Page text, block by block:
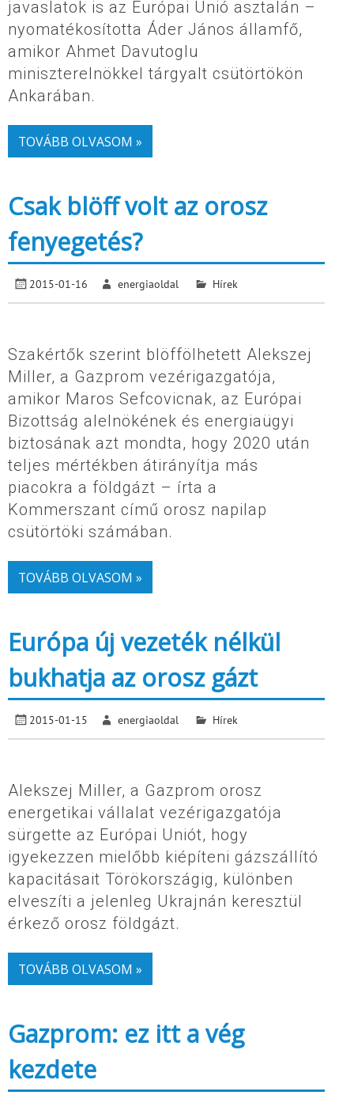
javaslatok is az Európai Unió asztalán –
nyomatékosította Áder János államfő,
amikor Ahmet Davutoglu
miniszterelnökkel tárgyalt csütörtökön
Ankarában.
TOVÁBB OLVASOM »
Csak blöff volt az orosz
fenyegetés?
2015-01-16 energiaoldal Hírek
Szakértők szerint blöffölhetett Alekszej
Miller, a Gazprom vezérigazgatója,
amikor Maros Sefcovicnak, az Európai
Bizottság alelnökének és energiaügyi
biztosának azt mondta, hogy 2020 után
teljes mértékben átirányítja más
piacokra a földgázt – írta a
Kommerszant című orosz napilap
csütörtöki számában.
TOVÁBB OLVASOM »
Európa új vezeték nélkül
bukhatja az orosz gázt
2015-01-15 energiaoldal Hírek
Alekszej Miller, a Gazprom orosz
energetikai vállalat vezérigazgatója
sürgette az Európai Uniót, hogy
igyekezzen mielőbb kiépíteni gázszállító
kapacitásait Törökországig, különben
elveszíti a jelenleg Ukrajnán keresztül
érkező orosz földgázt.
TOVÁBB OLVASOM »
Gazprom: ez itt a vég
kezdete